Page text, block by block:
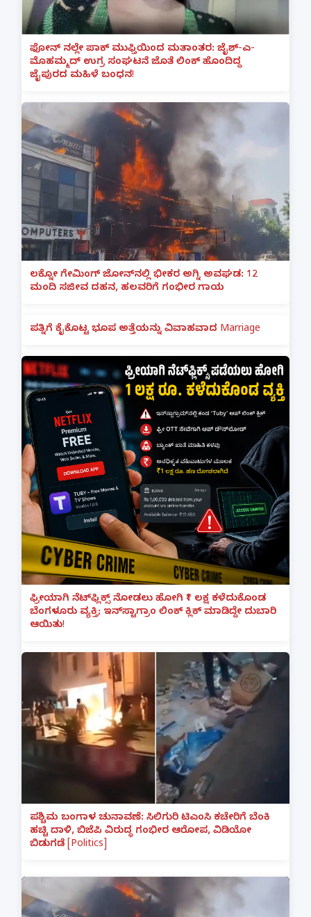
ಫೋನ್ ನಲ್ಲೇ ಪಾಕ್ ಮುಫ್ತಿಯಿಂದ ಮತಾಂತರ: ಜೈಶ್-ಎ-
ಮೊಹಮ್ಮದ್ ಉಗ್ರ ಸಂಘಟನೆ ಜೊತೆ ಲಿಂಕ್ ಹೊಂದಿದ್ದ
ಜೈಪುರದ ಮಹಿಳೆ ಬಂಧನ!
ಲಕ್ನೋ ಗೇಮಿಂಗ್ ಜೋನ್‌ನಲ್ಲಿ ಭೀಕರ ಅಗ್ನಿ ಅವಘಡ: 12
ಮಂದಿ ಸಜೀವ ದಹನ, ಹಲವರಿಗೆ ಗಂಭೀರ ಗಾಯ
ಪತ್ನಿಗೆ ಕೈಕೊಟ್ಟ ಭೂಪ ಅತ್ತೆಯನ್ನು ವಿವಾಹವಾದ Marriage
ಫ್ರೀಯಾಗಿ ನೆಟ್‌ಫ್ಲಿಕ್ಸ್ ನೋಡಲು ಹೋಗಿ ₹1 ಲಕ್ಷ ಕಳೆದುಕೊಂಡ
ಬೆಂಗಳೂರು ವ್ಯಕ್ತಿ; ಇನ್‌ಸ್ಟಾಗ್ರಾಂ ಲಿಂಕ್ ಕ್ಲಿಕ್ ಮಾಡಿದ್ದೇ ದುಬಾರಿ
ಆಯಿತು!
ಪಶ್ಚಿಮ ಬಂಗಾಳ ಚುನಾವಣೆ: ಸಿಲಿಗುರಿ ಟಿಎಂಸಿ ಕಚೇರಿಗೆ ಬೆಂಕಿ
ಹಚ್ಚಿ ದಾಳಿ, ಬಿಜೆಪಿ ವಿರುದ್ಧ ಗಂಭೀರ ಆರೋಪ, ವಿಡಿಯೋ
ಬಿಡುಗಡೆ [Politics]